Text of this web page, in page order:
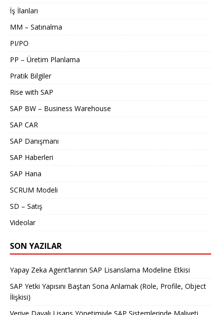
İş İlanları
MM – Satınalma
PI/PO
PP – Üretim Planlama
Pratik Bilgiler
Rise with SAP
SAP BW – Business Warehouse
SAP CAR
SAP Danışmanı
SAP Haberleri
SAP Hana
SCRUM Modeli
SD – Satış
Videolar
SON YAZILAR
Yapay Zeka Agent’larının SAP Lisanslama Modeline Etkisi
SAP Yetki Yapısını Baştan Sona Anlamak (Role, Profile, Object
İlişkisi)